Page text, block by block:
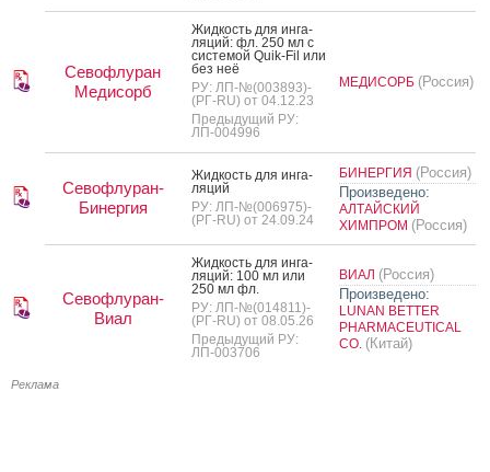
Севофлуран
Медисорб
Жид­кость для ин­га­
ляций: фл. 250 мл с
сис­те­мой Quik-Fil или
без неё
РУ: ЛП-№(003893)-
(РГ-RU) от 04.12.23
Предыдущий РУ:
ЛП-004996
МЕДИСОРБ (Россия)
Севофлуран-
Бинергия
Жид­кость для ин­га­
ляций
РУ: ЛП-№(006975)-
(РГ-RU) от 24.09.24
БИНЕРГИЯ (Россия)
Произведено:
АЛТАЙСКИЙ
ХИМПРОМ (Россия)
Севофлуран-
Виал
Жид­кость для ин­га­
ляций: 100 мл или
250 мл фл.
РУ: ЛП-№(014811)-
(РГ-RU) от 08.05.26
Предыдущий РУ:
ЛП-003706
ВИАЛ (Россия)
Произведено:
LUNAN BETTER
PHARMACEUTICAL
CO. (Китай)
Реклама